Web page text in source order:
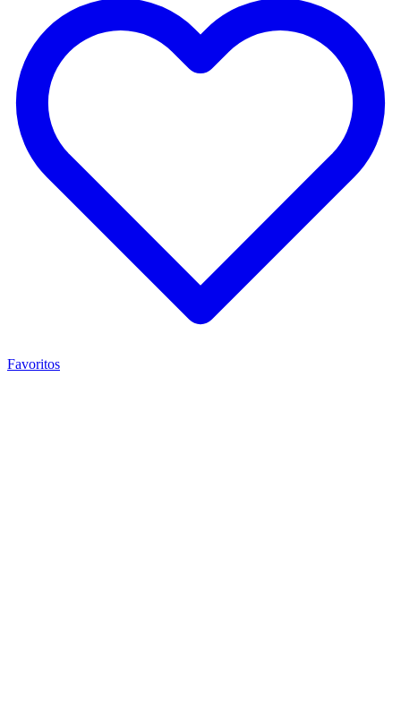
Favoritos